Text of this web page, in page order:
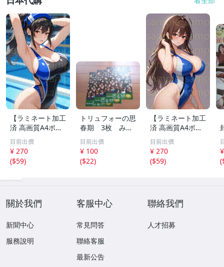
【ラミネート加工
済 高画質A4ポス
ター】1583 AI美
女 イラスト ポス
ター セクシー か
わいい 水着 下着
目前出價
¥ 270
($59)
トリュフォーの思
春期 3枚 みゆ
き座 ジュリー
デムソー ｋ
目前出價
¥ 100
($22)
【ラミネート加工
済 高画質A4ポス
ター】1582 AI美
女 イラスト ポス
ター セクシー か
わいい 水着 下着
目前出價
¥ 270
($59)
(
關於我們
新聞中心
服務說明
客服中心
常見問答
聯絡客服
最新公告
聯絡我們
人才招募